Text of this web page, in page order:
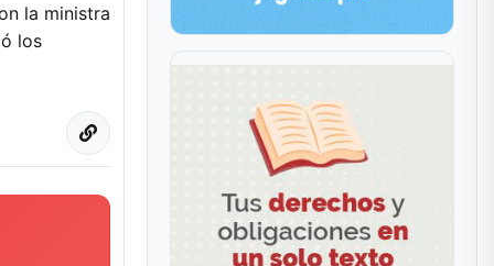
la ministra
los